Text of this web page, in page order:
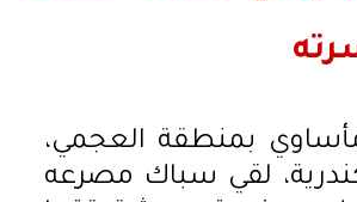
بمنطقة العجمي،
لقي سباك مصرعه